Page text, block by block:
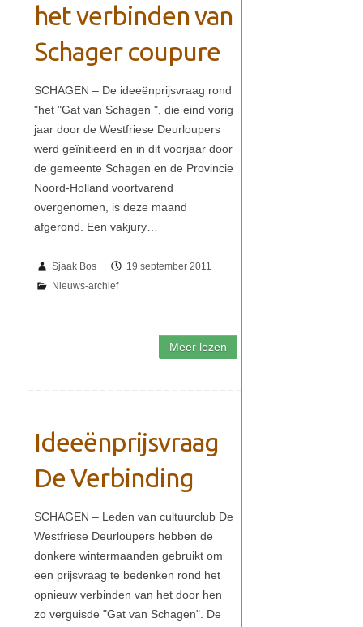
het verbinden van
Schager coupure
Sjaak Bos 19 september 2011
Ideeënprijsvraag
De Verbinding